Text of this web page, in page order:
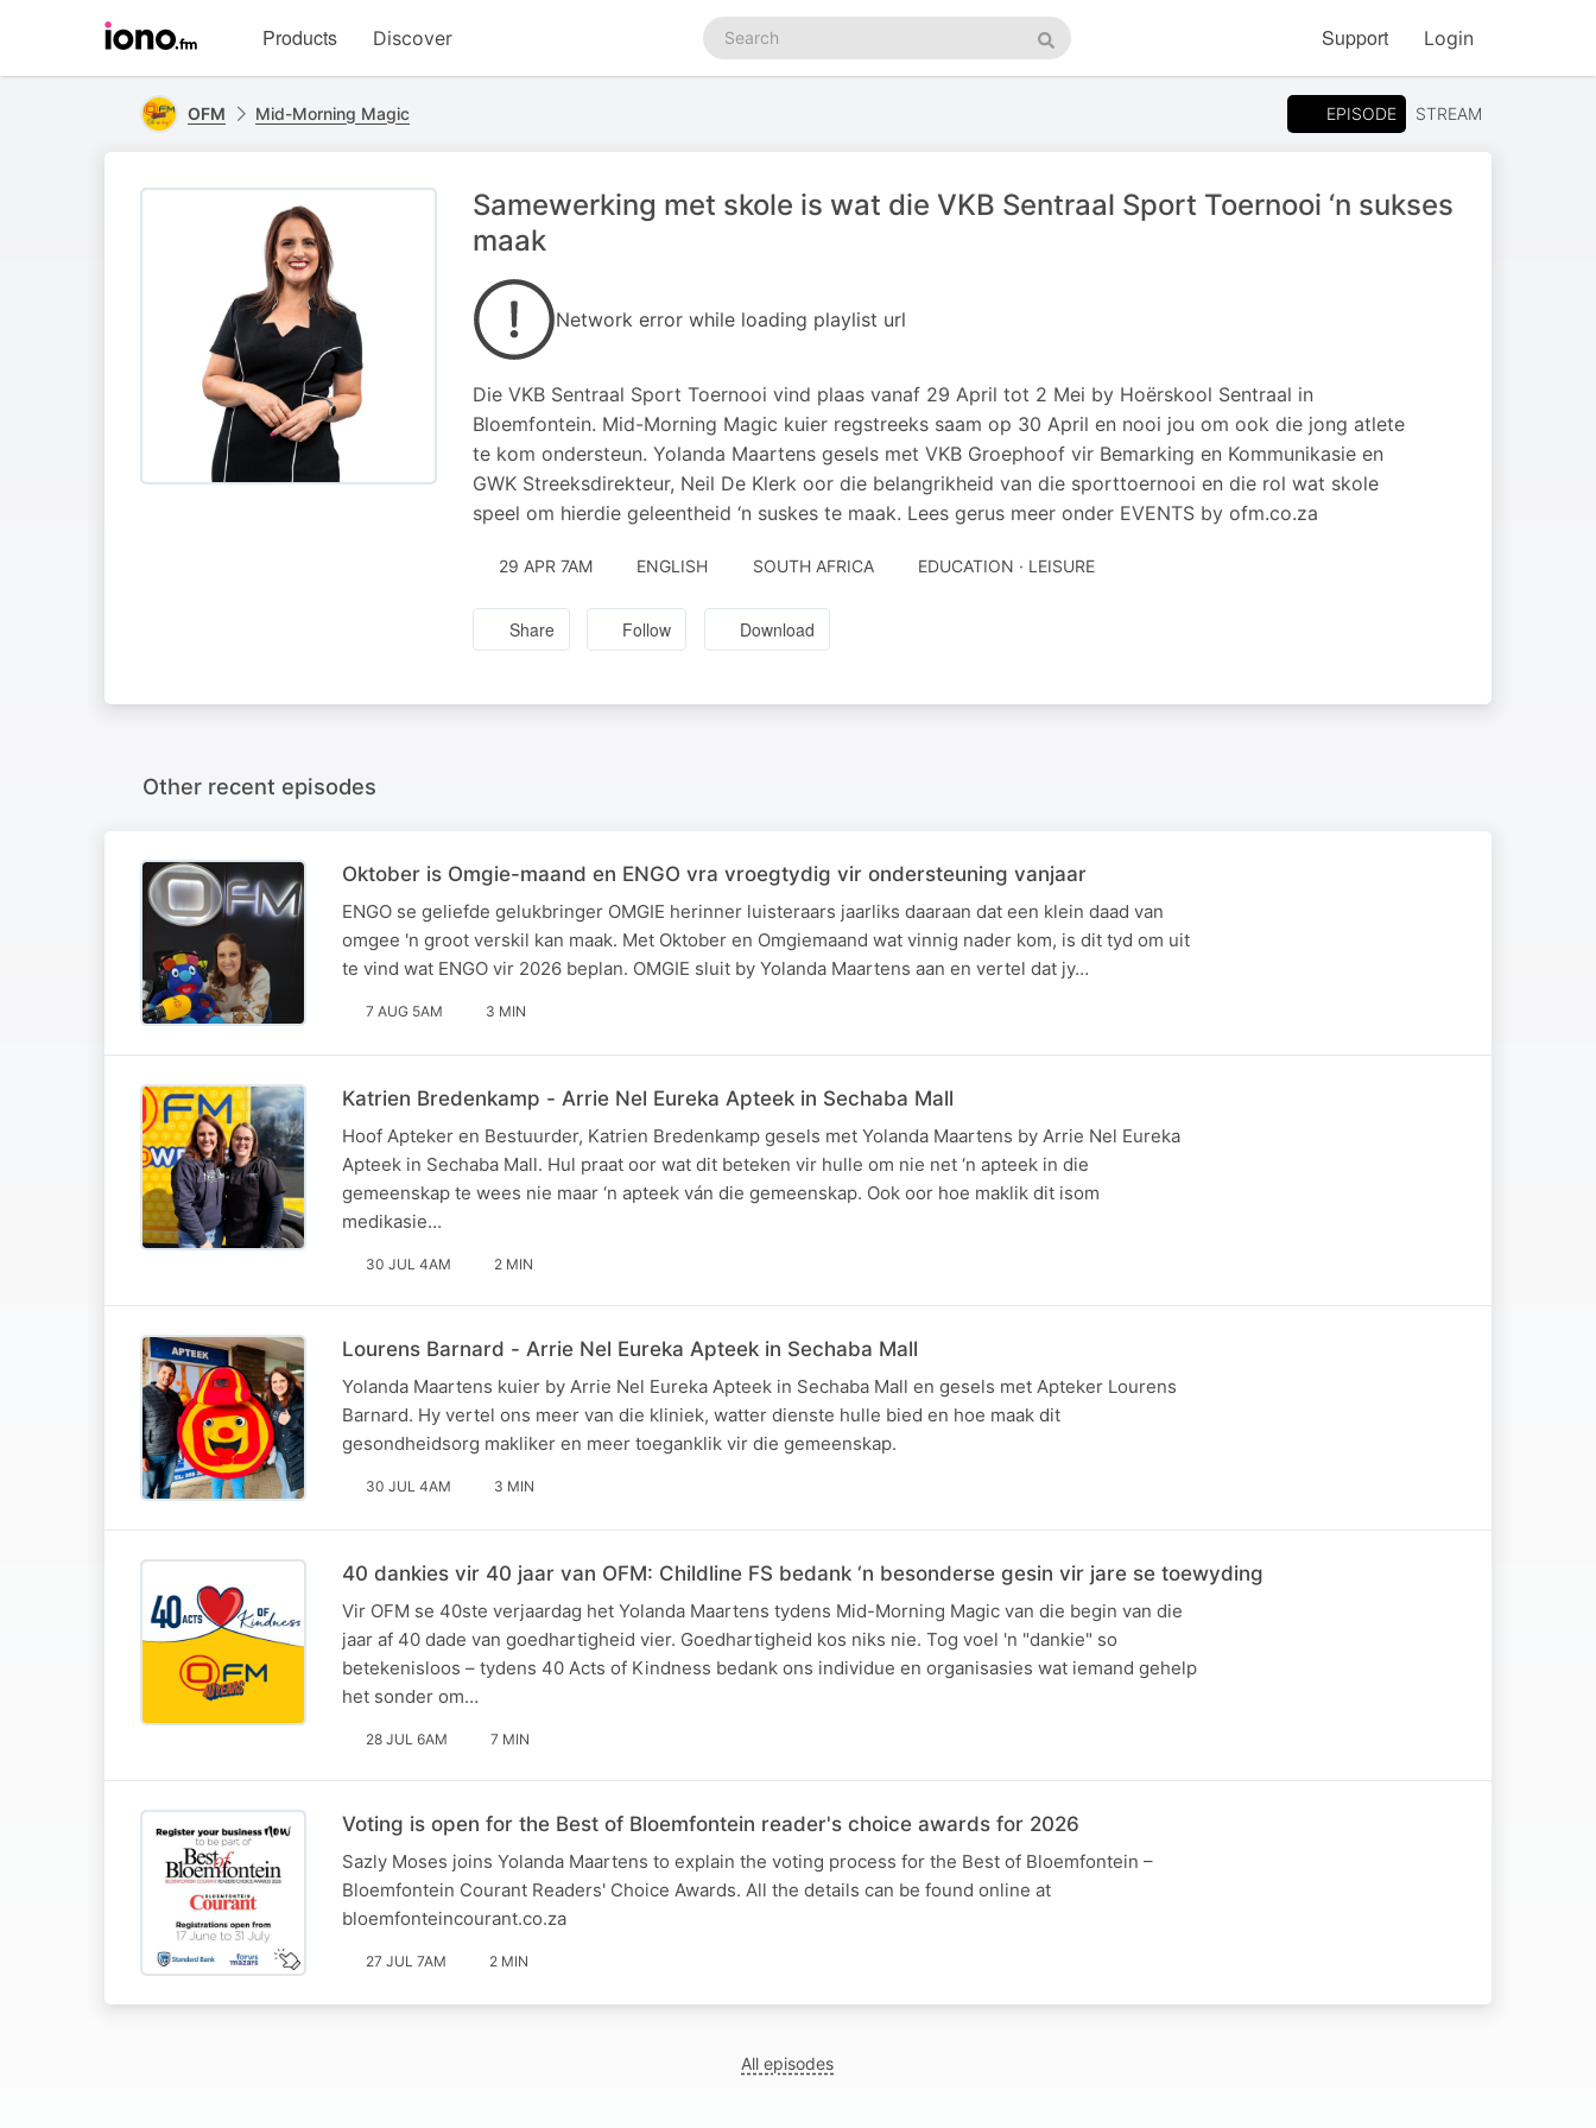
homepage
Products Discover
Search
podcasts
Search
Support Login
OFM Mid-Morning Magic EPISODE STREAM
Samewerking met skole is wat die VKB Sentraal Sport Toernooi ‘n sukses
maak
Network error while loading playlist url
Die VKB Sentraal Sport Toernooi vind plaas vanaf 29 April tot 2 Mei by Hoërskool Sentraal in
Bloemfontein. Mid-Morning Magic kuier regstreeks saam op 30 April en nooi jou om ook die jong atlete
te kom ondersteun. Yolanda Maartens gesels met VKB Groephoof vir Bemarking en Kommunikasie en
GWK Streeksdirekteur, Neil De Klerk oor die belangrikheid van die sporttoernooi en die rol wat skole
speel om hierdie geleentheid ‘n suskes te maak. Lees gerus meer onder EVENTS by ofm.co.za
29 APR 7AM ENGLISH SOUTH AFRICA EDUCATION · LEISURE
Share Follow Download
Other recent episodes
Oktober is Omgie-maand en ENGO vra vroegtydig vir ondersteuning vanjaar
ENGO se geliefde gelukbringer OMGIE herinner luisteraars jaarliks daaraan dat een klein daad van
omgee 'n groot verskil kan maak. Met Oktober en Omgiemaand wat vinnig nader kom, is dit tyd om uit
te vind wat ENGO vir 2026 beplan. OMGIE sluit by Yolanda Maartens aan en vertel dat jy…
7 AUG 5AM 3 MIN
Katrien Bredenkamp - Arrie Nel Eureka Apteek in Sechaba Mall
Hoof Apteker en Bestuurder, Katrien Bredenkamp gesels met Yolanda Maartens by Arrie Nel Eureka
Apteek in Sechaba Mall. Hul praat oor wat dit beteken vir hulle om nie net ‘n apteek in die
gemeenskap te wees nie maar ‘n apteek ván die gemeenskap. Ook oor hoe maklik dit isom
medikasie…
30 JUL 4AM 2 MIN
Lourens Barnard - Arrie Nel Eureka Apteek in Sechaba Mall
Yolanda Maartens kuier by Arrie Nel Eureka Apteek in Sechaba Mall en gesels met Apteker Lourens
Barnard. Hy vertel ons meer van die kliniek, watter dienste hulle bied en hoe maak dit
gesondheidsorg makliker en meer toeganklik vir die gemeenskap.
30 JUL 4AM 3 MIN
40 dankies vir 40 jaar van OFM: Childline FS bedank ‘n besonderse gesin vir jare se toewyding
Vir OFM se 40ste verjaardag het Yolanda Maartens tydens Mid-Morning Magic van die begin van die
jaar af 40 dade van goedhartigheid vier. Goedhartigheid kos niks nie. Tog voel 'n "dankie" so
betekenisloos – tydens 40 Acts of Kindness bedank ons individue en organisasies wat iemand gehelp
het sonder om…
28 JUL 6AM 7 MIN
Voting is open for the Best of Bloemfontein reader's choice awards for 2026
Sazly Moses joins Yolanda Maartens to explain the voting process for the Best of Bloemfontein –
Bloemfontein Courant Readers' Choice Awards. All the details can be found online at
bloemfonteincourant.co.za
27 JUL 7AM 2 MIN
All episodes